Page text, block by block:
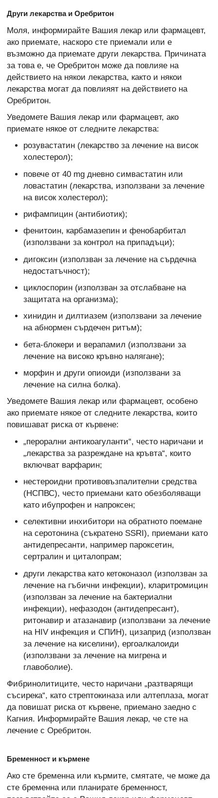
Други лекарства и Оребритон
Моля, информирайте Вашия лекар или фармацевт,
ако приемате, наскоро сте приемали или е
възможно да приемате други лекарства. Причината
за това е, че Оребритон може да повлияе на
действието на някои лекарства, както и някои
лекарства могат да повлияят на действието на
Оребритон.
Уведомете Вашия лекар или фармацевт, ако
приемате някое от следните лекарства:
розувастатин (лекарство за лечение на висок
холестерол);
повече от 40 mg дневно симвастатин или
ловастатин (лекарства, използвани за лечение
на висок холестерол);
рифампицин (антибиотик);
фенитоин, карбамазепин и фенобарбитал
(използвани за контрол на припадъци);
дигоксин (използван за лечение на сърдечна
недостатъчност);
циклоспорин (използван за отслабване на
защитата на организма);
хинидин и дилтиазем (използвани за лечение
на абнормен сърдечен ритъм);
бета-блокери и верапамил (използвани за
лечение на високо кръвно налягане);
морфин и други опиоиди (използвани за
лечение на силна болка).
Уведомете Вашия лекар или фармацевт, особено
ако приемате някое от следните лекарства, които
повишават риска от кървене:
„перорални антикоагуланти“, често наричани и
„лекарства за разреждане на кръвта“, които
включват варфарин;
нестероидни противовъзпалителни средства
(НСПВС), често приемани като обезболяващи
като ибупрофен и напроксен;
селективни инхибитори на обратното поемане
на серотонина (съкратено SSRI), приемани като
антидепресанти, например пароксетин,
сертралин и циталопрам;
други лекарства като кетоконазол (използван за
лечение на гъбични инфекции), кларитромицин
(използван за лечение на бактериални
инфекции), нефазодон (антидепресант),
ритонавир и атазанавир (използвани за лечение
на HIV инфекция и СПИН), цизаприд (използван
за лечение на киселини), ергоалкалоиди
(използвани за лечение на мигрена и
главоболие).
Фибринолитиците, често наричани „разтварящи
съсирека“, като стрептокиназа или алтеплаза, могат
да повишат риска от кървене, приемано заедно с
Кагния. Информирайте Вашия лекар, че сте на
лечение с Оребритон.
Бременност и кърмене
Ако сте бременна или кърмите, смятате, че може да
сте бременна или планирате бременност,